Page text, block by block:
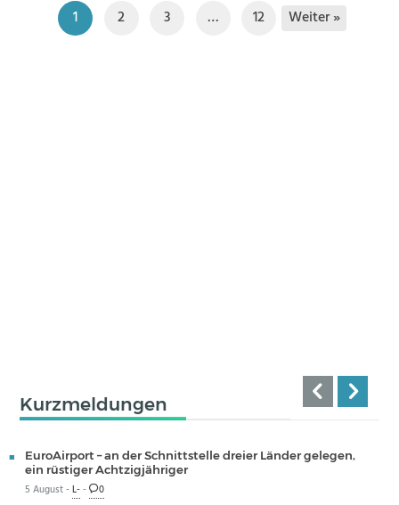
1 2 3 … 12 Weiter »
Kurzmeldungen
EuroAirport – an der Schnittstelle dreier Länder gelegen,
ein rüstiger Achtzigjähriger
5 August -L-- 0